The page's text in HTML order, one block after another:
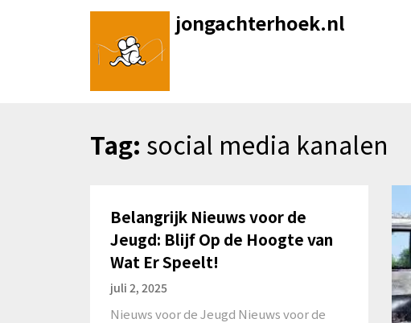
jongachterhoek.nl
Tag: social media kanalen
Belangrijk Nieuws voor de
Jeugd: Blijf Op de Hoogte van
Wat Er Speelt!
juli 2, 2025
Nieuws voor de Jeugd Nieuws voor de